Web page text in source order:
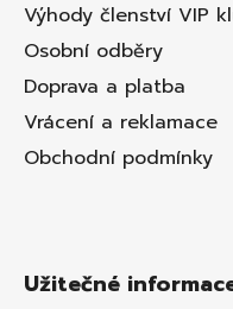
Výhody členství VIP
Osobní odběry
Doprava a platba
Vrácení a reklamace
Obchodní podmínky
Užitečné